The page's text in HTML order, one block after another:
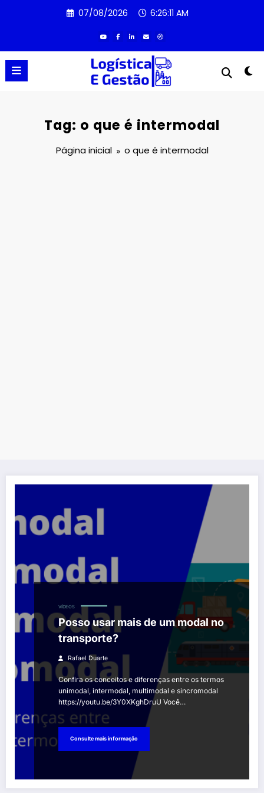
07/08/2026 6:26:11 AM
Tag: o que é intermodal
Página inicial o que é intermodal
VÍDEOS
Posso usar mais de um modal no
transporte?
Rafael Duarte
Confira os conceitos e diferenças entre os termos
unimodal, intermodal, multimodal e sincromodal
https://youtu.be/3Y0XKghDruU Você…
Consulte mais informação